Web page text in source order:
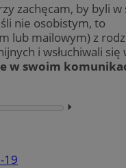
zachęcam, by byli w
nie osobistym, to
lub mailowym) z
i wsłuchiwali się
w swoim
⏵︎
19